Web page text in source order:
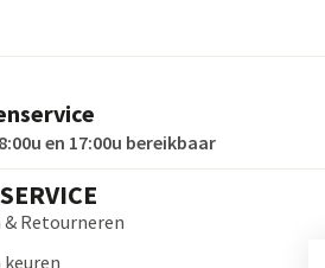
en 17:00u bereikbaar
& Retourneren